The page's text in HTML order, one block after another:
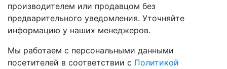
производителем или продавцом без
предварительного уведомления. Уточняйте
информацию у наших менеджеров.
Мы работаем с персональными данными
посетителей в соответствии с Политикой